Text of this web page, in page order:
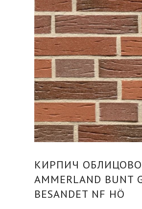
КИРПИЧ
AMMERLAND BUNT
BESANDET NF HÖ